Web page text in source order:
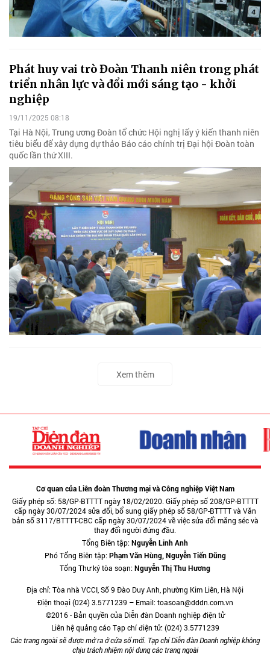
Phát huy vai trò Đoàn Thanh niên trong phát
triển nhân lực và đổi mới sáng tạo - khởi
nghiệp
19/11/2025 08:18
Tại Hà Nội, Trung ương Đoàn tổ chức Hội nghị lấy ý kiến thanh niên
tiêu biểu để xây dựng dự thảo Báo cáo chính trị Đại hội Đoàn toàn
quốc lần thứ XIII.
Xem thêm
Cơ quan của Liên đoàn Thương mại và Công nghiệp Việt Nam
Giấy phép số: 58/GP-BTTTT ngày 18/02/2020. Giấy phép số 208/GP-BTTTT
cấp ngày 30/07/2024 sửa đổi, bổ sung giấy phép số 58/GP-BTTTT và Văn
bản số 3117/BTTTT-CBC cấp ngày 30/07/2024 về việc sửa đổi măng séc và
thay đổi người đứng đầu.
Tổng Biên tập:Nguyễn Linh Anh
Phó Tổng Biên tập:Phạm Văn Hùng, Nguyễn Tiến Dũng
Tổng Thư ký tòa soạn:Nguyễn Thị Thu Hương
Địa chỉ: Tòa nhà VCCI, Số 9 Đào Duy Anh, phường Kim Liên, Hà Nội
Điện thoại (024) 3.5771239 – Email: toasoan@dddn.com.vn
©2016 - Bản quyền của Diễn đàn Doanh nghiệp điện tử
Liên hệ quảng cáo Tạp chí điện tử: (024) 3.5771239
Các trang ngoài sẽ được mở ra ở cửa sổ mới. Tạp chí Diễn đàn Doanh nghiệp không
chịu trách nhiệm nội dung các trang ngoài